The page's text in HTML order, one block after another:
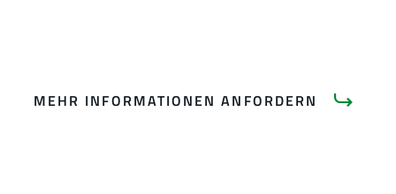
MEHR INFORMATIONEN ANFORDERN